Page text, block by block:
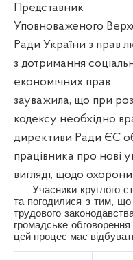
Представник
Уповноваженого
Ради України з прав
з дотримання
економічних прав
зауважила, що при
кодексу необхідно
директиви Ради ЄС
працівника про нові
вигляді, щодо
Учасники круглого
та погодилися з тим,
трудового
громадське
цей процес має